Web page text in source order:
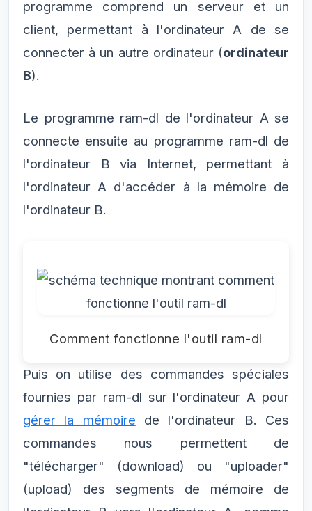
programme comprend un serveur et un
client, permettant à l'ordinateur A de se
connecter à un autre ordinateur (ordinateur
B).
Le programme ram-dl de l'ordinateur A se
connecte ensuite au programme ram-dl de
l'ordinateur B via Internet, permettant à
l'ordinateur A d'accéder à la mémoire de
l'ordinateur B.
Comment fonctionne l'outil ram-dl
Puis on utilise des commandes spéciales
fournies par ram-dl sur l'ordinateur A pour
gérer la mémoire de l'ordinateur B. Ces
commandes nous permettent de
"télécharger" (download) ou "uploader"
(upload) des segments de mémoire de